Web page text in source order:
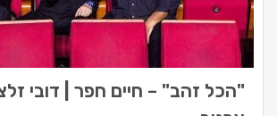
"הכל זהב" – חיים חפר | דובי